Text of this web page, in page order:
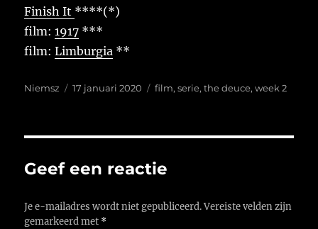
Finish It ****(*)
film:1917 ***
film:Limburgia **
Auteur
Niemsz
Geplaatst
17 januari 2020 Tags
film,serie,the deuce,week 2
Geef een reactie
Je e-mailadres wordt niet gepubliceerd. Vereiste velden zijn
gemarkeerd met *